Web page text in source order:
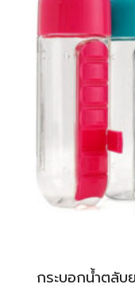
กระบอกน้ำตลับ